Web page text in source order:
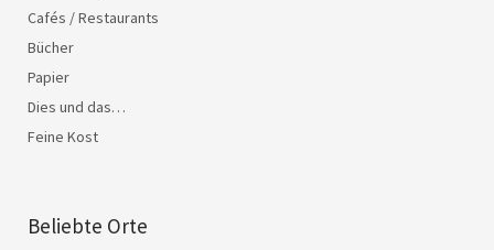
Cafés / Restaurants
Bücher
Papier
Dies und das…
Feine Kost
Beliebte Orte